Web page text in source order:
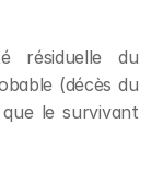
résiduelle du
(décès du
le survivant